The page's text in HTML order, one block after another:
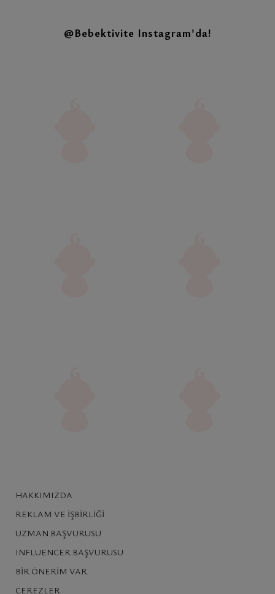
@Bebektivite Instagram'da!
HAKKIMIZDA
REKLAM VE İŞBIRLIĞI
UZMAN BAŞVURUSU
INFLUENCER BAŞVURUSU
BIR ÖNERIM VAR
ÇEREZLER